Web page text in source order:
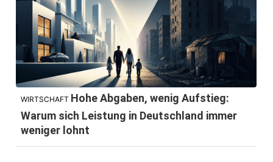
WIRTSCHAFT Hohe Abgaben, wenig Aufstieg:
Warum sich Leistung in Deutschland immer
weniger lohnt